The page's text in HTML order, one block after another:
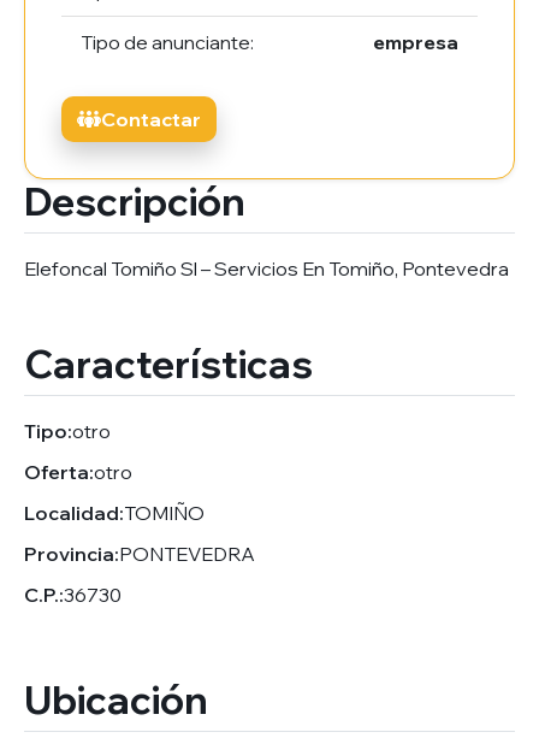
Descripción
Elefoncal Tomiño Sl – Servicios En Tomiño, Pontevedra
Características
Tipo:otro
Oferta:otro
Localidad:TOMIÑO
Provincia:PONTEVEDRA
C.P.:36730
Ubicación
Tipo de anunciante: empresa
Contactar